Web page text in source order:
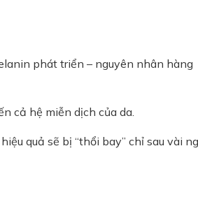
phát triển – nguyên nhân hàng
cả hệ miễn dịch của da.
quả sẽ bị “thổi bay” chỉ sau vài